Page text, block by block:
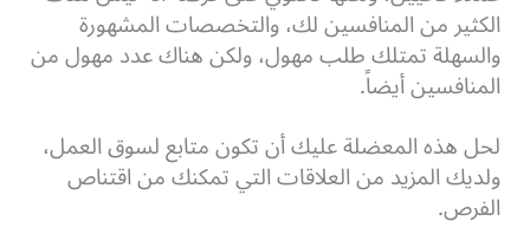
الكثير من المنافسين لك، والتخصصات المشهورة
والسهلة تمتلك طلب مهول، ولكن هناك عدد مهول من
المنافسين أيضاً.
لحل هذه المعضلة عليك أن تكون متابع لسوق العمل،
ولديك المزيد من العلاقات التي تمكنك من اقتناص
الفرص.